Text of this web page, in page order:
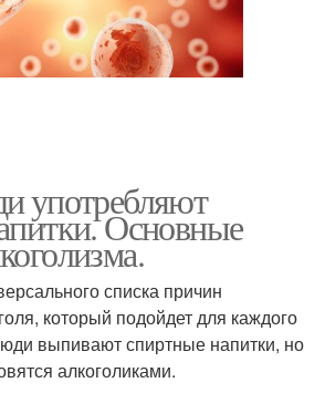
употребляют
Основные
списка причин
который подойдет для каждого
выпивают спиртные напитки, но
алкоголиками.